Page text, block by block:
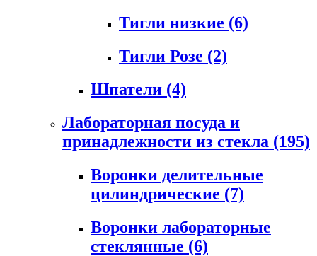
Тигли низкие (6)
Тигли Розе (2)
Шпатели (4)
Лабораторная посуда и
принадлежности из стекла (195)
Воронки делительные
цилиндрические (7)
Воронки лабораторные
стеклянные (6)